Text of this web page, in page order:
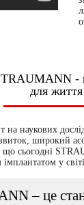
-
для
на наукових
широкий
що сьогодні
у
– це